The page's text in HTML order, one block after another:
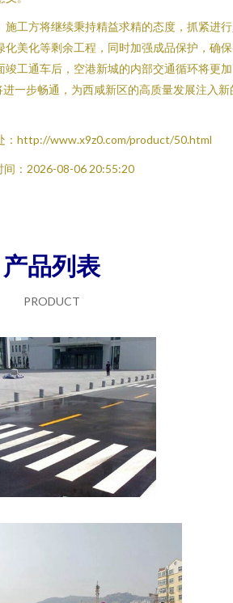
施工方将继续秉持精益求精的态度，抓紧进
化美化等剩余工程，同时加强成品保护，确
竣工通车后，空港新城的内部交通循环将更
一步畅通，为西咸新区的高质量发展注入新
：http://www.x9z0.com/product/50.html
间：2026-08-06 20:55:20
产品列表
PRODUCT